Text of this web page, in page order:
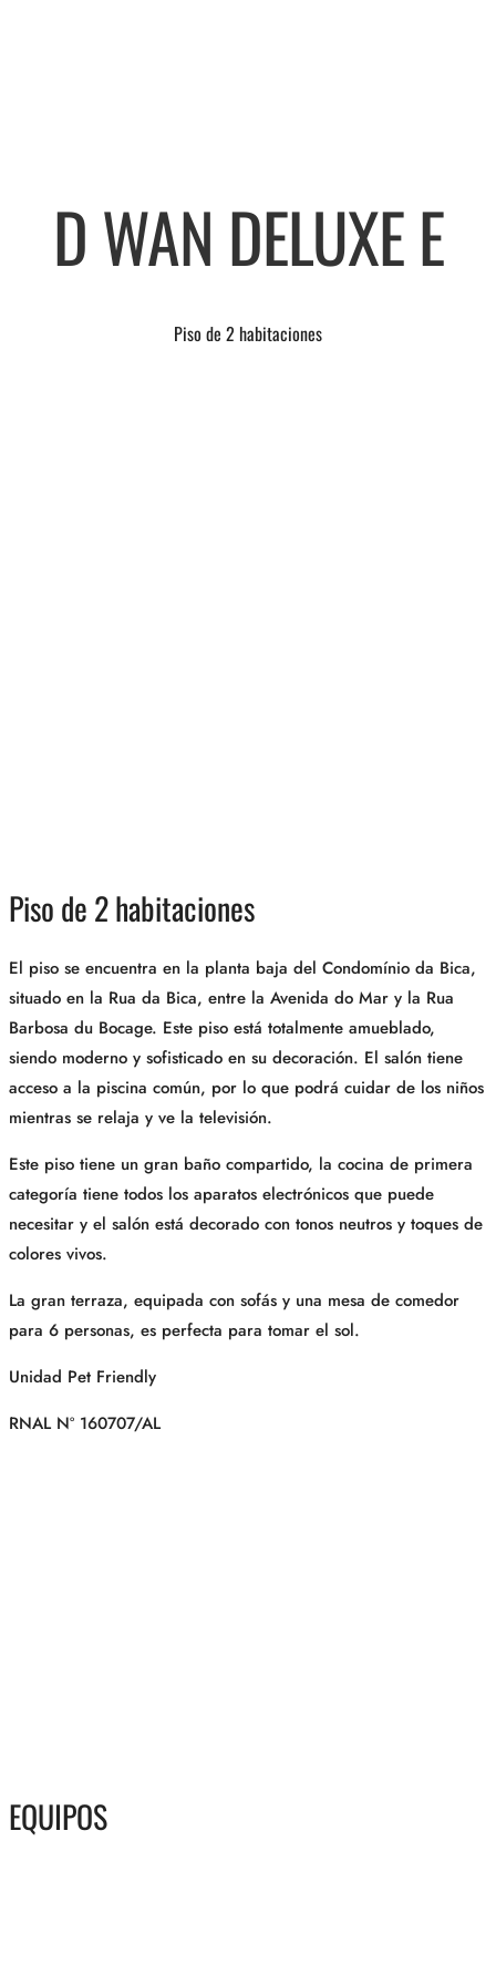
D WAN DELUXE E
Piso de 2 habitaciones
Piso de 2 habitaciones
El piso se encuentra en la planta baja del Condomínio da Bica,
situado en la Rua da Bica, entre la Avenida do Mar y la Rua
Barbosa du Bocage. Este piso está totalmente amueblado,
siendo moderno y sofisticado en su decoración. El salón tiene
acceso a la piscina común, por lo que podrá cuidar de los niños
mientras se relaja y ve la televisión.
Este piso tiene un gran baño compartido, la cocina de primera
categoría tiene todos los aparatos electrónicos que puede
necesitar y el salón está decorado con tonos neutros y toques de
colores vivos.
La gran terraza, equipada con sofás y una mesa de comedor
para 6 personas, es perfecta para tomar el sol.
Unidad Pet Friendly
RNAL Nº 160707/AL
EQUIPOS